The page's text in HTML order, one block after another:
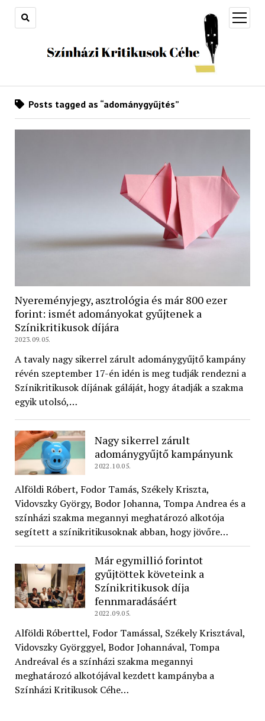
open
menu
Posts tagged as “adománygyűjtés”
Nyereményjegy, asztrológia és már 800 ezer
forint: ismét adományokat gyűjtenek a
Színikritikusok díjára
2023.09.05.
A tavaly nagy sikerrel zárult adománygyűjtő kampány
révén szeptember 17-én idén is meg tudják rendezni a
Színikritikusok díjának gáláját, hogy átadják a szakma
egyik utolsó,…
Nagy sikerrel zárult
adománygyűjtő kampányunk
2022.10.05.
Alföldi Róbert, Fodor Tamás, Székely Kriszta,
Vidovszky György, Bodor Johanna, Tompa Andrea és a
színházi szakma megannyi meghatározó alkotója
segített a színikritikusoknak abban, hogy jövőre…
Már egymillió forintot
gyűjtöttek követeink a
Színikritikusok díja
fennmaradásáért
2022.09.05.
Alföldi Róberttel, Fodor Tamással, Székely Krisztával,
Vidovszky Györggyel, Bodor Johannával, Tompa
Andreával és a színházi szakma megannyi
meghatározó alkotójával kezdett kampányba a
Színházi Kritikusok Céhe…